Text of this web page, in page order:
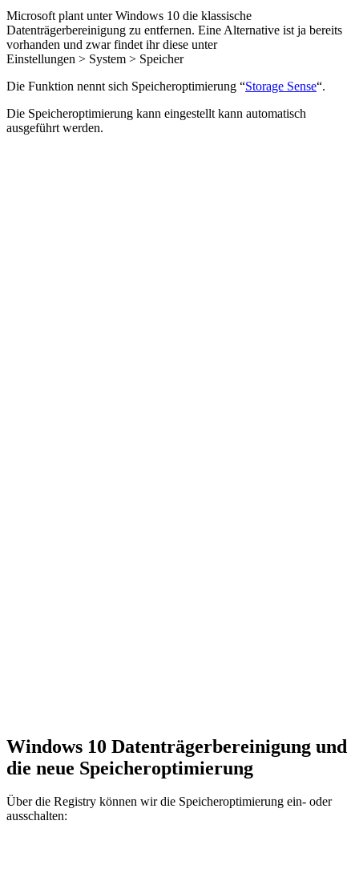
Microsoft plant unter Windows 10 die klassische
Datenträgerbereinigung zu entfernen. Eine Alternative ist ja bereits
vorhanden und zwar findet ihr diese unter
Einstellungen > System > Speicher
Die Funktion nennt sich Speicheroptimierung “Storage Sense“.
Die Speicheroptimierung kann eingestellt kann automatisch
ausgeführt werden.
Windows 10 Datenträgerbereinigung und
die neue Speicheroptimierung
Über die Registry können wir die Speicheroptimierung ein- oder
ausschalten: